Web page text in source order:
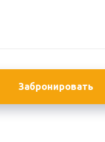
Забронировать